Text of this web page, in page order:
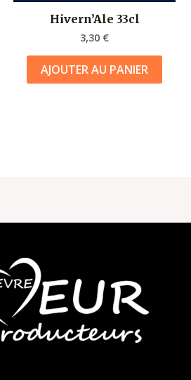
Hivern’Ale 33cl
3,30 €
AJOUTER AU PANIER